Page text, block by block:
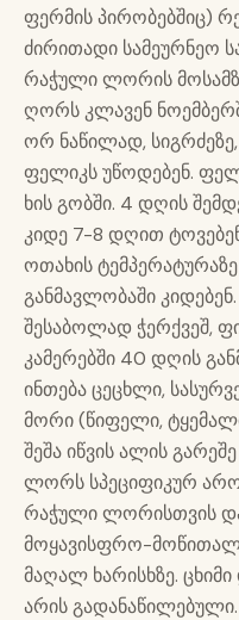
ფერმის პირობებშიც)
ძირითადი სამეურნეო
რაჭული ლორის
ღორს კლავენ
ორ ნაწილად,
ფელიკს უწოდებენ.
ხის გობში. 4 დღის
კიდე 7-8 დღით
ოთახის
განმავლობაში
შესაბოლად ჭერქვეშ,
კამერებში 40 დღის
ინთება ცეცხლი,
მორი (წიფელი,
შეშა იწვის ალის
ლორს სპეციფიკურ
რაჭული ლორისთვის
მოყავისფრო-
მაღალ ხარისხზე.
არის